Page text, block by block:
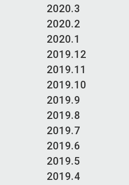
2020.3
2020.2
2020.1
2019.12
2019.11
2019.10
2019.9
2019.8
2019.7
2019.6
2019.5
2019.4